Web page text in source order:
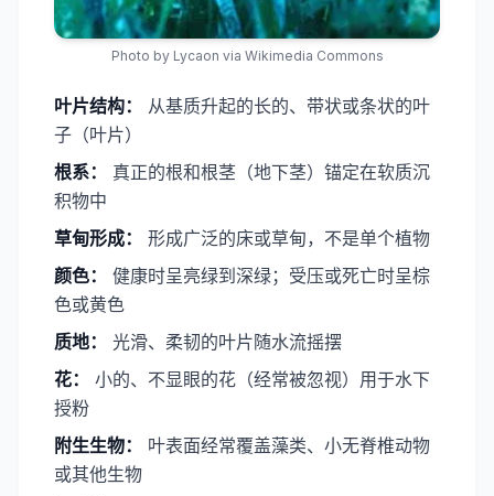
Photo by Lycaon via Wikimedia Commons
叶片结构：
从基质升起的长的、带状或条状的叶
子（叶片）
​根系：
真正的根和根茎（地下茎）锚定在软质沉
积物中
​草甸形成：
形成广泛的床或草甸，不是单个植物
​颜色：
健康时呈亮绿到深绿；受压或死亡时呈棕
色或黄色
​质地：
光滑、柔韧的叶片随水流摇摆
​花：
小的、不显眼的花（经常被忽视）用于水下
授粉
​附生生物：
叶表面经常覆盖藻类、小无脊椎动物
或其他生物